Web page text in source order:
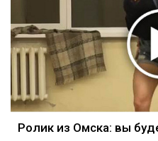
Ролик из Омска: вы